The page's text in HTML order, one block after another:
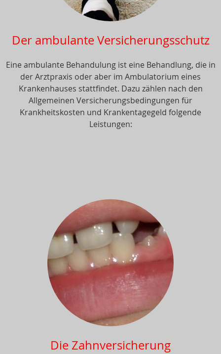
Der ambulante Versicherungsschutz
Eine ambulante Behandulung ist eine Behandlung, die in
der Arztpraxis oder aber im Ambulatorium eines
Krankenhauses stattfindet. Dazu zählen nach den
Allgemeinen Versicherungsbedingungen für
Krankheitskosten und Krankentagegeld folgende
Leistungen:
Die Zahnversicherung